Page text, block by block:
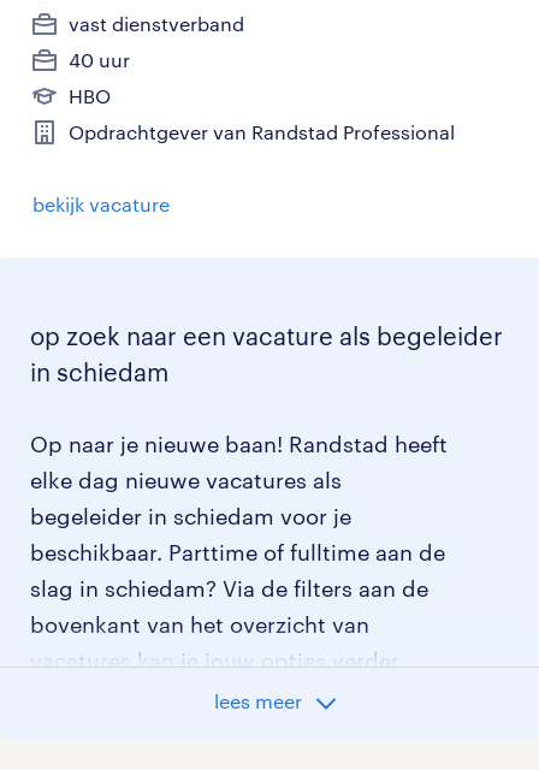
vast dienstverband
40 uur
HBO
Opdrachtgever van Randstad Professional
bekijk vacature
op zoek naar een vacature als begeleider
in schiedam
Op naar je nieuwe baan! Randstad heeft
elke dag nieuwe vacatures als
begeleider in schiedam voor je
beschikbaar. Parttime of fulltime aan de
slag in schiedam? Via de filters aan de
bovenkant van het overzicht van
vacatures kan je jouw opties verder
lees meer